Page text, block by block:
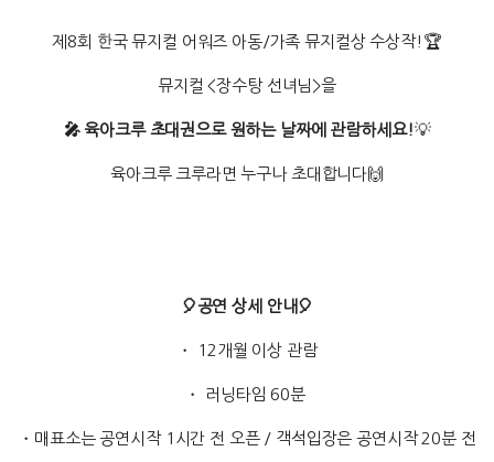
제8회 한국 뮤지컬 어워즈 아동/가족 뮤지컬상 수상작!🏆
뮤지컬 <장수탕 선녀님>을
🎤 육아크루 초대권으로 원하는 날짜에 관람하세요!💡
육아크루 크루라면 누구나 초대합니다🙌
🎈공연 상세 안내🎈
・ 12개월 이상 관람
・ 러닝타임 60분
・매표소는 공연시작 1시간 전 오픈 / 객석입장은 공연시작 20분 전